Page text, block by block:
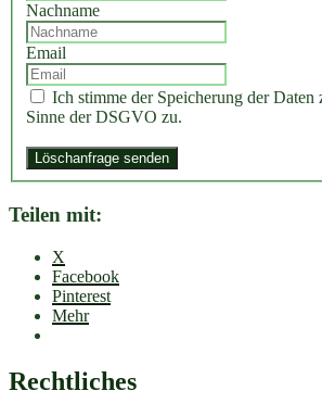
Nachname
Email
Ich stimme der Speicherung der Daten
Sinne der DSGVO zu.
Teilen mit:
X
Facebook
Pinterest
Mehr
Rechtliches